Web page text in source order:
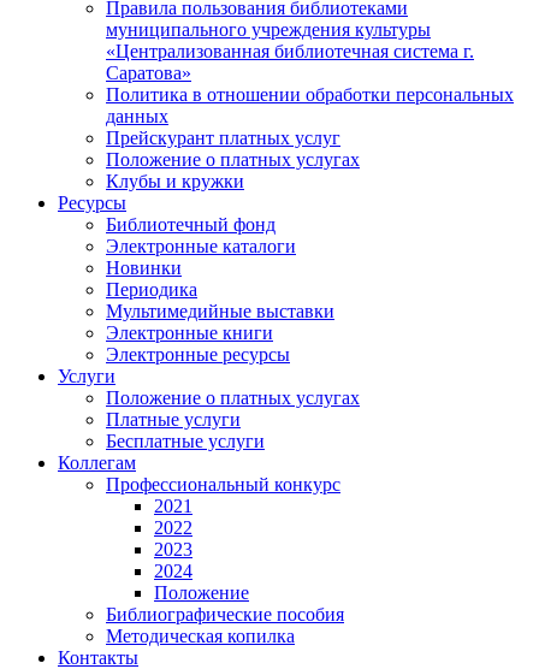
Правила пользования библиотеками
муниципального учреждения культуры
«Централизованная библиотечная система г.
Саратова»
Политика в отношении обработки персональных
данных
Прейскурант платных услуг
Положение о платных услугах
Клубы и кружки
Ресурсы
Библиотечный фонд
Электронные каталоги
Новинки
Периодика
Мультимедийные выставки
Электронные книги
Электронные ресурсы
Услуги
Положение о платных услугах
Платные услуги
Бесплатные услуги
Коллегам
Профессиональный конкурс
2021
2022
2023
2024
Положение
Библиографические пособия
Методическая копилка
Контакты